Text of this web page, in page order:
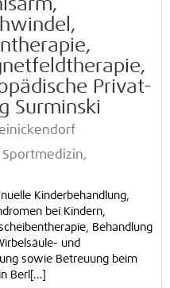
Privat-
Surminski
Kinderbehandlung,
bei Kindern,
Behandlung
und
sowie Betreuung beim
Berl[...]